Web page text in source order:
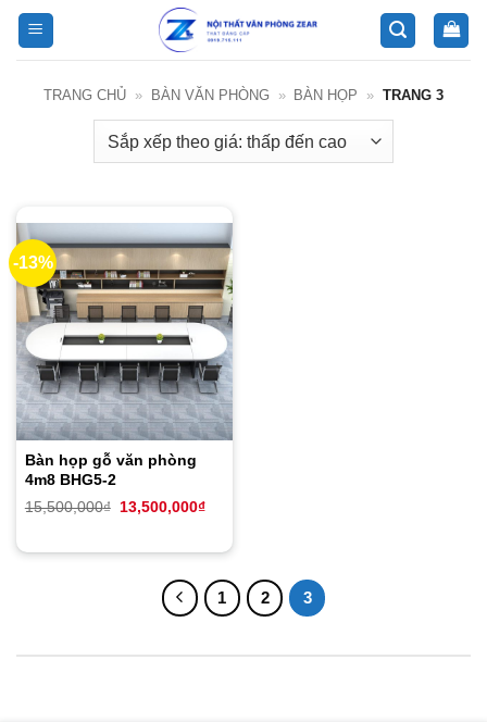
Bỏ
qua
nội
TRANG CHỦ » BÀN VĂN PHÒNG » BÀN HỌP » TRANG 3
-13%
Bàn họp gỗ văn phòng
4m8 BHG5-2
15,500,000₫
Giá
15,500,000₫.
13,500,000₫Giá
là:
1 2 3